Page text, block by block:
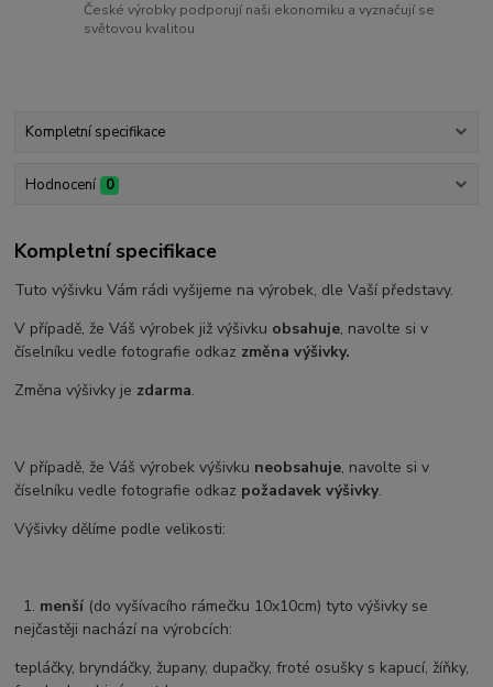
České výrobky podporují naši ekonomiku a vyznačují se
světovou kvalitou
Kompletní specifikace
Hodnocení 0
Kompletní specifikace
Tuto výšivku Vám rádi vyšijeme na výrobek, dle Vaší představy.
V případě, že Váš výrobek již výšivku obsahuje, navolte si v
číselníku vedle fotografie odkaz změna výšivky.
Změna výšivky je zdarma.
V případě, že Váš výrobek výšivku neobsahuje, navolte si v
číselníku vedle fotografie odkaz požadavek výšivky.
Výšivky dělíme podle velikosti:
1. menší (do vyšívacího rámečku 10x10cm) tyto výšivky se
nejčastěji nachází na výrobcích:
tepláčky, bryndáčky, župany, dupačky, froté osušky s kapucí, žíňky,